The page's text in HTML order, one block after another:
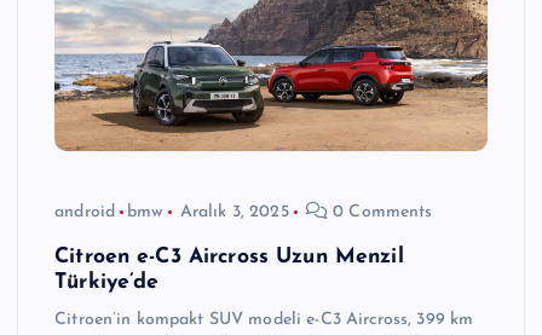
android bmw Aralık 3, 2025 0 Comments
Citroen e-C3 Aircross Uzun Menzil
Türkiye’de
Citroen’in kompakt SUV modeli e-C3 Aircross, 399 km